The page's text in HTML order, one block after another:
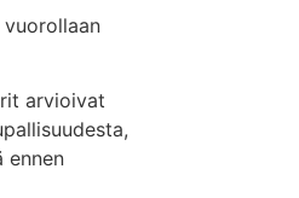
arvioivat
ennen